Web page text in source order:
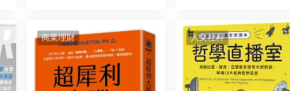
商業理財 人文社科